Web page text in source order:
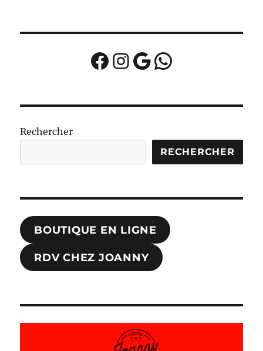
Facebook
Instagram
Google
WhatsApp
Rechercher
RECHERCHER
BOUTIQUE EN LIGNE
RDV CHEZ JOANNY